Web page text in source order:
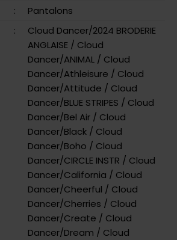
:
Pantalons
:
Cloud Dancer/2024 BRODERIE
ANGLAISE / Cloud
Dancer/ANIMAL / Cloud
Dancer/Athleisure / Cloud
Dancer/Attitude / Cloud
Dancer/BLUE STRIPES / Cloud
Dancer/Bel Air / Cloud
Dancer/Black / Cloud
Dancer/Boho / Cloud
Dancer/CIRCLE INSTR / Cloud
Dancer/California / Cloud
Dancer/Cheerful / Cloud
Dancer/Cherries / Cloud
Dancer/Create / Cloud
Dancer/Dream / Cloud